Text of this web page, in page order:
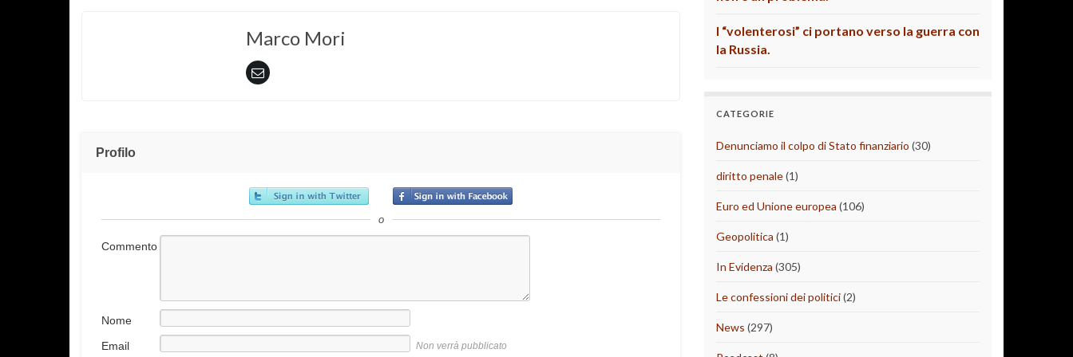
Marco Mori
Profilo
o
Commento
Nome
Email
Non verrà pubblicato
I “volenterosi” ci portano verso la guerra con
la Russia.
CATEGORIE
Denunciamo il colpo di Stato finanziario (30)
diritto penale(1)
Euro ed Unione europea (106)
Geopolitica (1)
In Evidenza (305)
Le confessioni dei politici(2)
News (297)